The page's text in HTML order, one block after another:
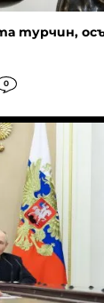
турчин,
0